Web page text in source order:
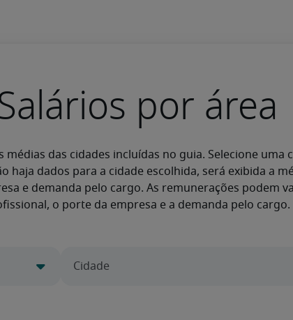
por área
das cidades incluídas no guia. Selecione
haja dados para a cidade escolhida, será exibida a
e demanda pelo cargo. As remunerações podem
o porte da empresa e a demanda pelo cargo.